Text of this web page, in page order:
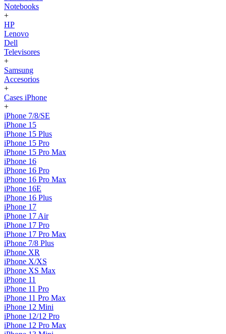
Notebooks
+
HP
Lenovo
Dell
Televisores
+
Samsung
Accesorios
+
Cases iPhone
+
iPhone 7/8/SE
iPhone 15
iPhone 15 Plus
iPhone 15 Pro
iPhone 15 Pro Max
iPhone 16
iPhone 16 Pro
iPhone 16 Pro Max
iPhone 16E
iPhone 16 Plus
iPhone 17
iPhone 17 Air
iPhone 17 Pro
iPhone 17 Pro Max
iPhone 7/8 Plus
iPhone XR
iPhone X/XS
iPhone XS Max
iPhone 11
iPhone 11 Pro
iPhone 11 Pro Max
iPhone 12 Mini
iPhone 12/12 Pro
iPhone 12 Pro Max